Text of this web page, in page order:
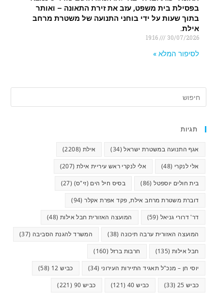
בפסילת בית משפט, עזב את זירת התאונה – ואותר
בתוך שעות על ידי בוחני התנועה של משטרת מרחב
אילת.
30/07/2026
19:16
לסיפור המלא »
תגיות
אגף התנועה במשטרת ישראל(34) אילת (2208)
אלי לנקרי (48) אלי לנקרי ראש עיריית אילת (207)
בית חולים יוספטל(86) בסיס חיל הים (זי"ס) (27)
דוברת משטרת מרחב אילת, פקד אפרת אקלר(94)
דר' דרורי גניאל (59) המועצה האזורית חבל אילות (48)
המועצה האזורית ערבה תיכונה (38) המשרד להגנת הסביבה (37)
חבל אילות (135) חרבות ברזל (160)
יוסי חן – מנכ"ל תאגיד התיירות העירוני (34) כביש 12 (58)
כביש 25 (33) כביש 40 (121) כביש 90 (221)